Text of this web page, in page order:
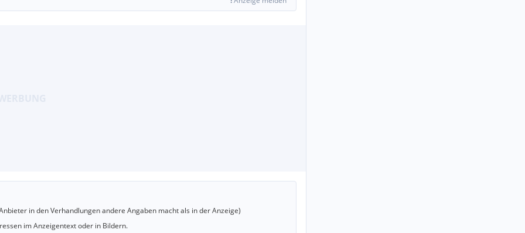
in den Verhandlungen andere Angaben macht als in der Anzeige)
im Anzeigentext oder in Bildern.